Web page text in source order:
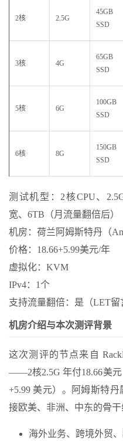
2核 2.5G
45GB
SSD
3核 4G
65GB
SSD
5核 6G
100GB
SSD
6核 8G
150GB
SSD
测试机型：2核CPU、
宽、6TB（月流量翻倍后）
机房：荷兰阿姆斯特丹（
价格：18.66+5.99美元/年
虚拟化：KVM
IPv4：1个
支持流量翻倍：是（LET留
机房介绍与本次测评背景
这次测评的节点来自
——2核2.5G 年付18.66美
+5.99 美元）。阿姆斯特
接欧美、非洲、中东的骨干
海外业务、跨境外贸